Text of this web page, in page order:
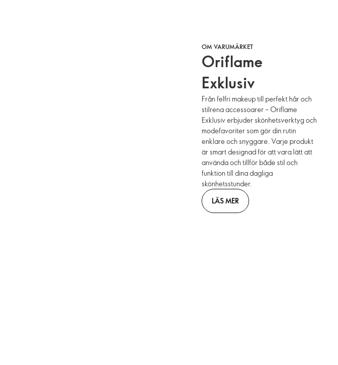
OM VARUMÄRKET
Oriflame
Exklusiv
Från felfri makeup till perfekt hår och
stilrena accessoarer – Oriflame
Exklusiv erbjuder skönhetsverktyg och
modefavoriter som gör din rutin
enklare och snyggare. Varje produkt
är smart designad för att vara lätt att
använda och tillför både stil och
funktion till dina dagliga
skönhetsstunder.
LÄS MER